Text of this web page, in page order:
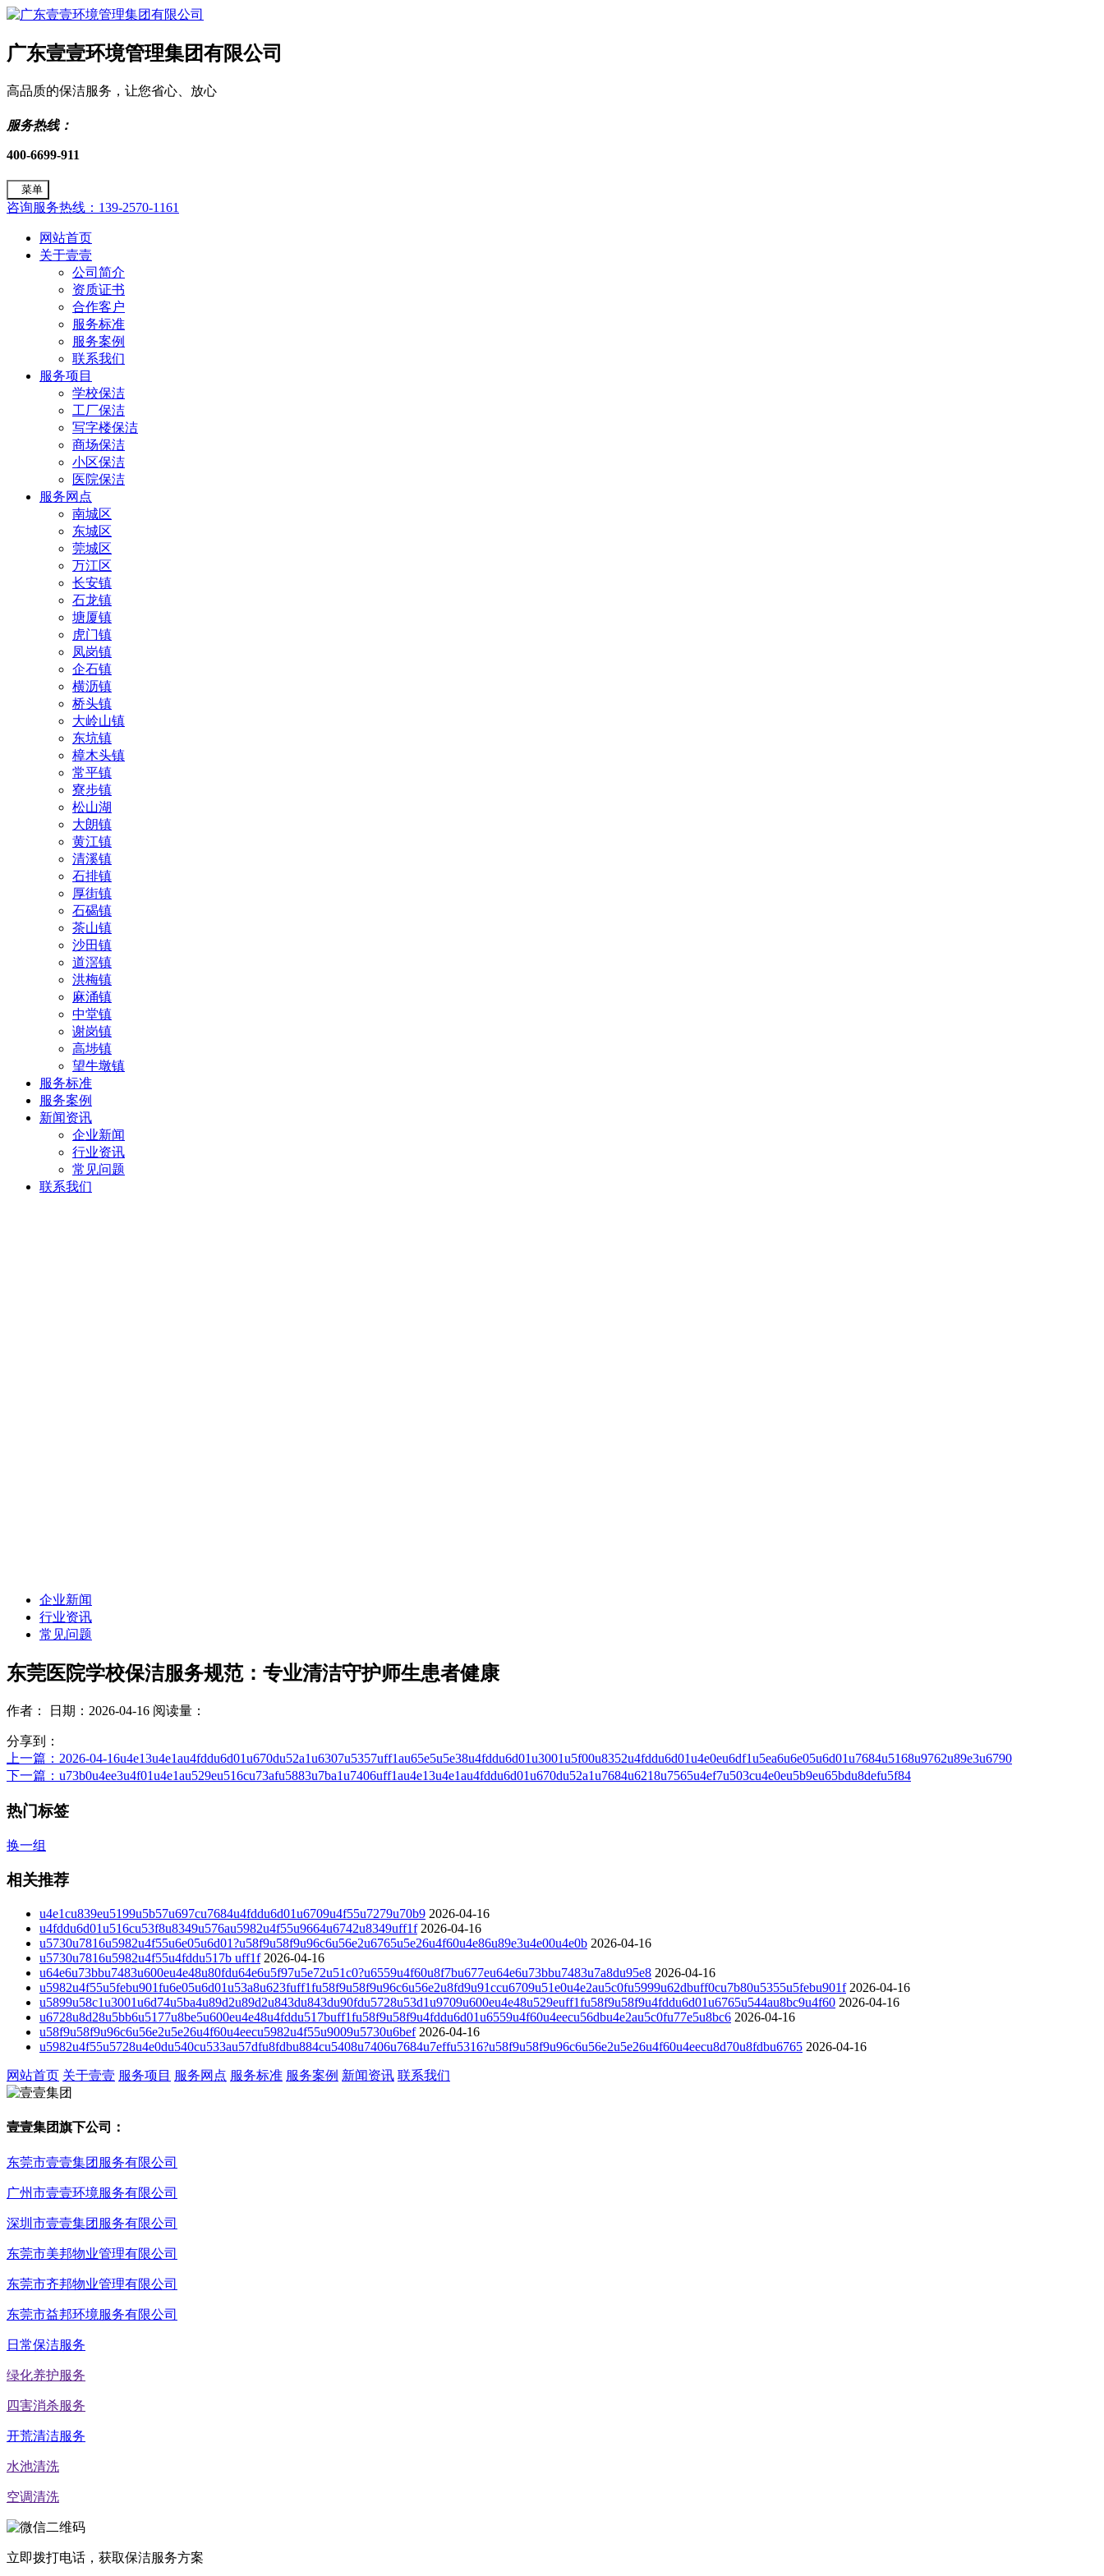
广东壹壹环境管理集团有限公司
高品质的保洁服务，让您省心、放心
服务热线：
400-6699-911
菜单
咨询服务热线：139-2570-1161
网站首页
关于壹壹
公司简介
资质证书
合作客户
服务标准
服务案例
联系我们
服务项目
学校保洁
工厂保洁
写字楼保洁
商场保洁
小区保洁
医院保洁
服务网点
南城区
东城区
莞城区
万江区
长安镇
石龙镇
塘厦镇
虎门镇
凤岗镇
企石镇
横沥镇
桥头镇
大岭山镇
东坑镇
樟木头镇
常平镇
寮步镇
松山湖
大朗镇
黄江镇
清溪镇
石排镇
厚街镇
石碣镇
茶山镇
沙田镇
道滘镇
洪梅镇
麻涌镇
中堂镇
谢岗镇
高埗镇
望牛墩镇
服务标准
服务案例
新闻资讯
企业新闻
行业资讯
常见问题
联系我们
企业新闻
行业资讯
常见问题
东莞医院学校保洁服务规范：专业清洁守护师生患者健康
作者： 日期：2026-04-16 阅读量：
分享到：
上一篇 ：2026-04-16u4e13u4e1au4fddu6d01u670du52a1u6307u5357uff1au65e5u5e38u4fddu6d01u3001u5f00u8352u4fddu6d01u4e0eu6df1u5ea6u6e05u6d01u7684u5168u9762u89e3u6790
下一篇 ：u73b0u4ee3u4f01u4e1au529eu516cu73afu5883u7ba1u7406uff1au4e13u4e1au4fddu6d01u670du52a1u7684u6218u7565u4ef7u503cu4e0eu5b9eu65bdu8defu5f84
热门标签
换一组
相关推荐
u4e1cu839eu5199u5b57u697cu7684u4fddu6d01u6709u4f55u7279u70b9 2026-04-16
u4fddu6d01u516cu53f8u8349u576au5982u4f55u9664u6742u8349uff1f 2026-04-16
u5730u7816u5982u4f55u6e05u6d01?u58f9u58f9u96c6u56e2u6765u5e26u4f60u4e86u89e3u4e00u4e0b 2026-04-16
u5730u7816u5982u4f55u4fddu517b uff1f 2026-04-16
u64e6u73bbu7483u600eu4e48u80fdu64e6u5f97u5e72u51c0?u6559u4f60u8f7bu677eu64e6u73bbu7483u7a8du95e8 2026-04-16
u5982u4f55u5febu901fu6e05u6d01u53a8u623fuff1fu58f9u58f9u96c6u56e2u8fd9u91ccu6709u51e0u4e2au5c0fu5999u62dbuff0cu7b80u5355u5febu901f 2026-04-16
u5899u58c1u3001u6d74u5ba4u89d2u89d2u843du843du90fdu5728u53d1u9709u600eu4e48u529euff1fu58f9u58f9u4fddu6d01u6765u544au8bc9u4f60 2026-04-16
u6728u8d28u5bb6u5177u8be5u600eu4e48u4fddu517buff1fu58f9u58f9u4fddu6d01u6559u4f60u4eecu56dbu4e2au5c0fu77e5u8bc6 2026-04-16
u58f9u58f9u96c6u56e2u5e26u4f60u4eecu5982u4f55u9009u5730u6bef 2026-04-16
u5982u4f55u5728u4e0du540cu533au57dfu8fdbu884cu5408u7406u7684u7effu5316?u58f9u58f9u96c6u56e2u5e26u4f60u4eecu8d70u8fdbu6765 2026-04-16
网站首页 关于壹壹 服务项目 服务网点 服务标准 服务案例 新闻资讯 联系我们
壹壹集团旗下公司：
东莞市壹壹集团服务有限公司
广州市壹壹环境服务有限公司
深圳市壹壹集团服务有限公司
东莞市美邦物业管理有限公司
东莞市齐邦物业管理有限公司
东莞市益邦环境服务有限公司
日常保洁服务
绿化养护服务
四害消杀服务
开荒清洁服务
水池清洗
空调清洗
立即拨打电话，获取保洁服务方案